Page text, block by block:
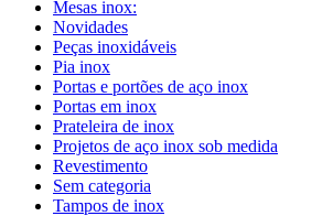
Mesas inox:
Novidades
Peças inoxidáveis
Pia inox
Portas e portões de aço inox
Portas em inox
Prateleira de inox
Projetos de aço inox sob medida
Revestimento
Sem categoria
Tampos de inox